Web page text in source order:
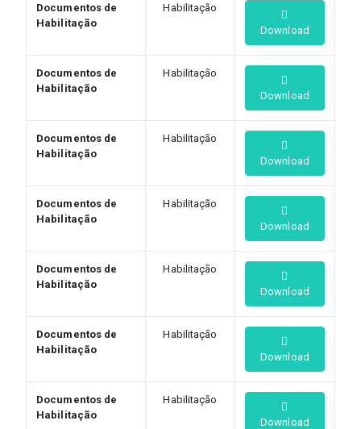
Documentos de
Habilitação
Habilitação
Download
Documentos de
Habilitação
Habilitação
Download
Documentos de
Habilitação
Habilitação
Download
Documentos de
Habilitação
Habilitação
Download
Documentos de
Habilitação
Habilitação
Download
Documentos de
Habilitação
Habilitação
Download
Documentos de
Habilitação
Habilitação
Download